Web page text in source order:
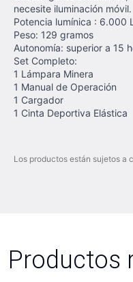
necesite iluminación móvil.
Potencia lumínica : 6.000
Peso: 129 gramos
Autonomía: superior a 15
Set Completo:
1 Lámpara Minera
1 Manual de Operación
1 Cargador
1 Cinta Deportiva Elástica
Los productos están sujetos a
Productos